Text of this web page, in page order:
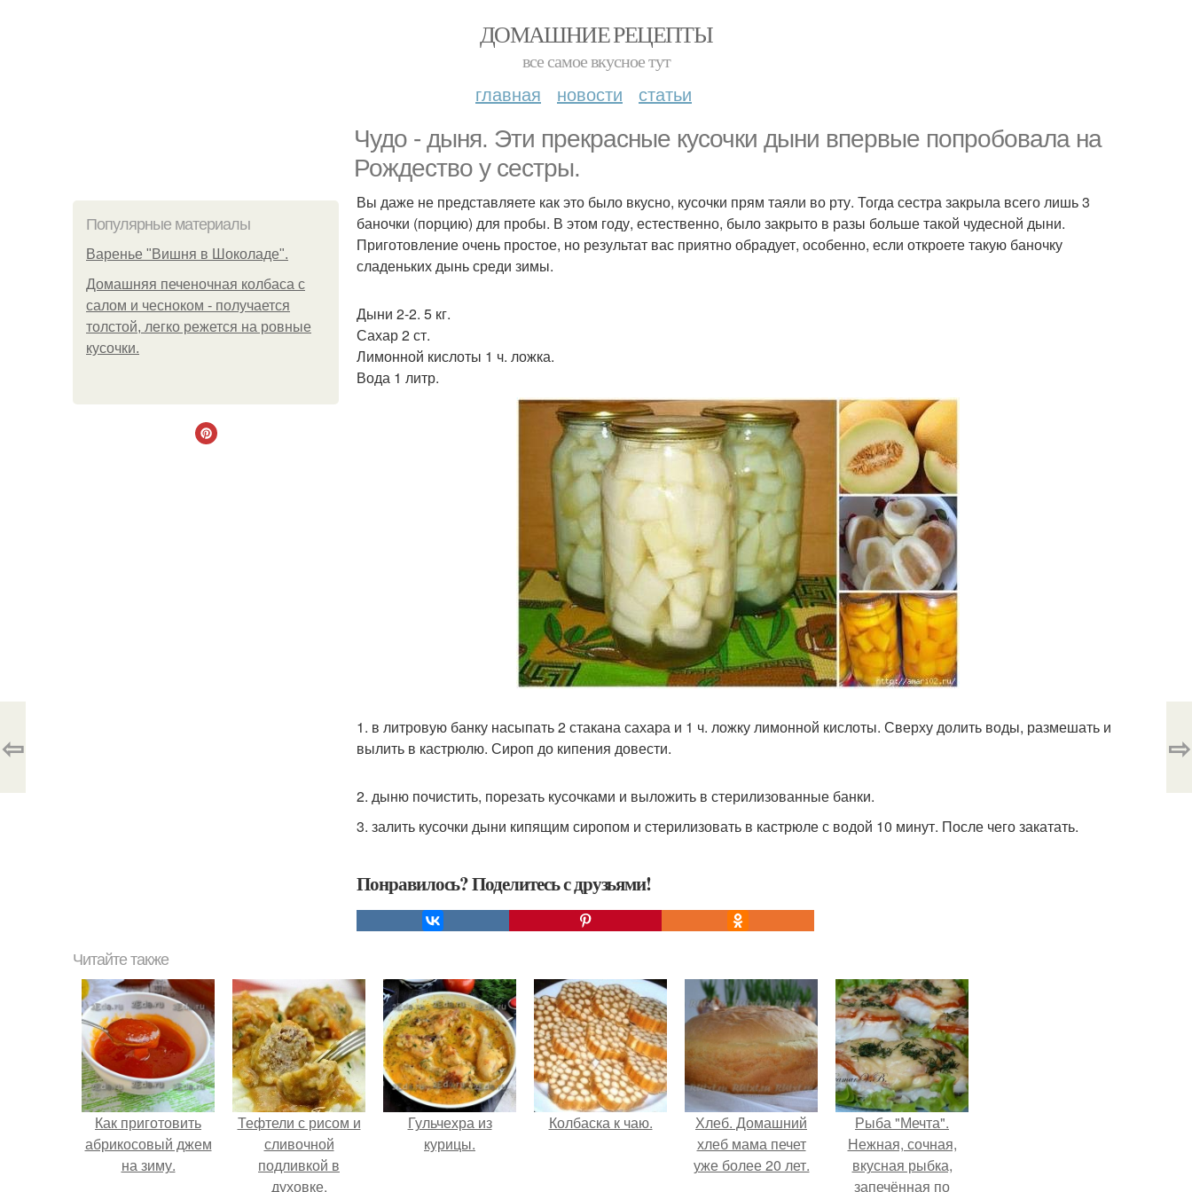
ДОМАШНИЕ РЕЦЕПТЫ
все самое вкусное тут
главная новости статьи
Чудо - дыня. Эти прекрасные кусочки дыни впервые попробовала на
Рождество у сестры.
Популярные материалы
Варенье "Вишня в Шоколаде".
Домашняя печеночная колбаса с
салом и чесноком - получается
толстой, легко режется на ровные
кусочки.
Вы даже не представляете как это было вкусно, кусочки прям таяли во рту. Тогда сестра закрыла всего лишь 3
баночки (порцию) для пробы. В этом году, естественно, было закрыто в разы больше такой чудесной дыни.
Приготовление очень простое, но результат вас приятно обрадует, особенно, если откроете такую баночку
сладеньких дынь среди зимы.
Дыни 2-2. 5 кг.
Сахар 2 ст.
Лимонной кислоты 1 ч. ложка.
Вода 1 литр.
1. в литровую банку насыпать 2 стакана сахара и 1 ч. ложку лимонной кислоты. Сверху долить воды, размешать и
вылить в кастрюлю. Сироп до кипения довести.
2. дыню почистить, порезать кусочками и выложить в стерилизованные банки.
3. залить кусочки дыни кипящим сиропом и стерилизовать в кастрюле с водой 10 минут. После чего закатать.
Понравилось? Поделитесь с друзьями!
⇦ ⇨
Читайте также
Как приготовить
абрикосовый джем
на зиму.
Тефтели с рисом и
сливочной
подливкой в
духовке.
Гульчехра из
курицы.
Колбаска к чаю.
Хлеб. Домашний
хлеб мама печет
уже более 20 лет.
Рыба "Мечта".
Нежная, сочная,
вкусная рыбка,
запечённая по